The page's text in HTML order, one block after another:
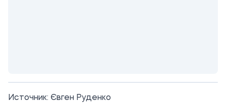
Источник: Євген Руденко